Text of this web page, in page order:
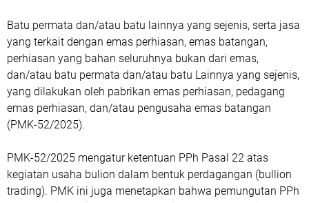
Batu permata dan/atau batu lainnya yang sejenis, serta jasa
yang terkait dengan emas perhiasan, emas batangan,
perhiasan yang bahan seluruhnya bukan dari emas,
dan/atau batu permata dan/atau batu Lainnya yang sejenis,
yang dilakukan oleh pabrikan emas perhiasan, pedagang
emas perhiasan, dan/atau pengusaha emas batangan
(PMK-52/2025).
PMK-52/2025 mengatur ketentuan PPh Pasal 22 atas
kegiatan usaha bulion dalam bentuk perdagangan (bullion
trading). PMK ini juga menetapkan bahwa pemungutan PPh